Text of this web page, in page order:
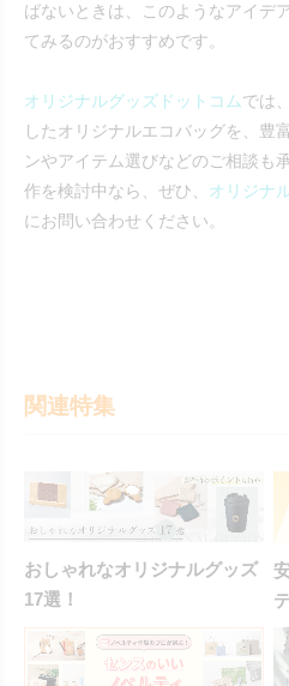
ばないときは、このようなアイデ
てみるのがおすすめです。
オリジナルグッズドットコムでは
したオリジナルエコバッグを、豊
ンやアイテム選びなどのご相談も
作を検討中なら、ぜひ、 オリジナ
にお問い合わせください。
関連特集
おしゃれなオリジナルグッズ
17選！